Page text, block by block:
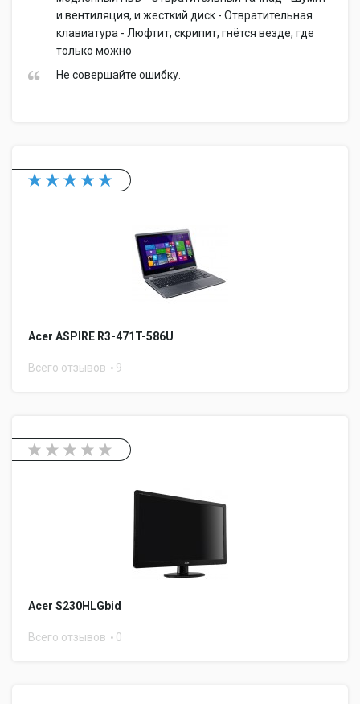
и вентиляция, и жесткий диск - Отвратительная
клавиатура - Люфтит, скрипит, гнётся везде, где
только можно
Не совершайте ошибку.
Acer ASPIRE R3-471T-586U
Всего отзывов 9
Acer S230HLGbid
Всего отзывов 0